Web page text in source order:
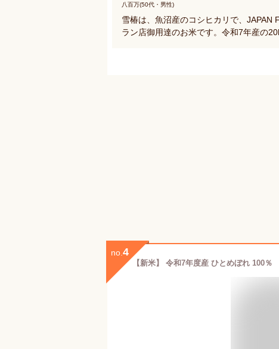
八百万(50代・男性)
雪椿は、魚沼産のコシヒカリで、JAPAN
ラン店御用達のお米です。令和7年産の
no. 4